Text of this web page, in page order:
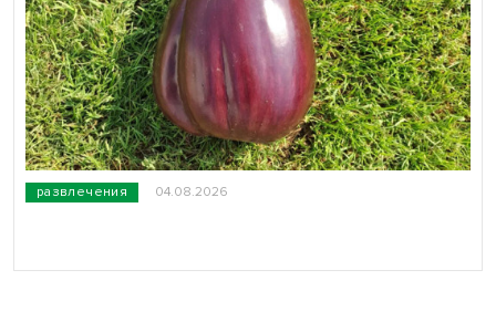
развлечения 04.08.2026